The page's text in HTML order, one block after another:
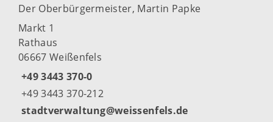
Der Oberbürgermeister, Martin Papke
Markt 1
Rathaus
06667 Weißenfels
+49 3443 370-0
+49 3443 370-212
stadtverwaltung@weissenfels.de